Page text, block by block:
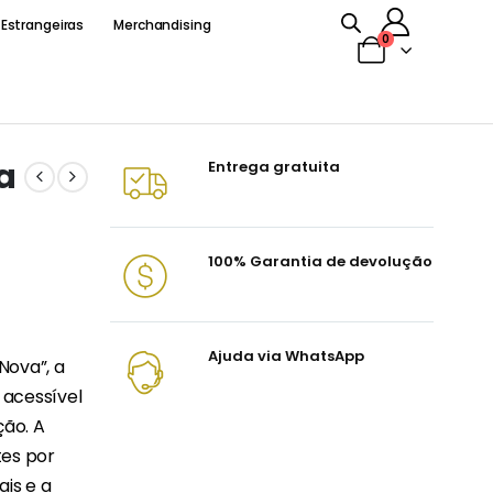
Merchandising
0
a
A
por
e a
Entrega gratuita
100% Garantia de devolução
Ajuda via WhatsApp